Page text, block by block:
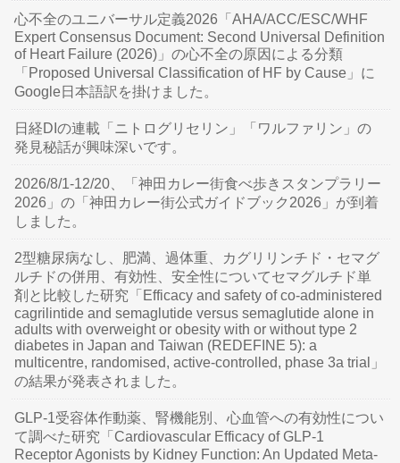
心不全のユニバーサル定義2026「AHA/ACC/ESC/WHF
Expert Consensus Document: Second Universal Definition
of Heart Failure (2026)」の心不全の原因による分類
「Proposed Universal Classification of HF by Cause」に
Google日本語訳を掛けました。
日経DIの連載「ニトログリセリン」「ワルファリン」の
発見秘話が興味深いです。
2026/8/1-12/20、「神田カレー街食べ歩きスタンプラリー
2026」の「神田カレー街公式ガイドブック2026」が到着
しました。
2型糖尿病なし、肥満、過体重、カグリリンチド・セマグ
ルチドの併用、有効性、安全性についてセマグルチド単
剤と比較した研究「Efficacy and safety of co-administered
cagrilintide and semaglutide versus semaglutide alone in
adults with overweight or obesity with or without type 2
diabetes in Japan and Taiwan (REDEFINE 5): a
multicentre, randomised, active-controlled, phase 3a trial」
の結果が発表されました。
GLP-1受容体作動薬、腎機能別、心血管への有効性につい
て調べた研究「Cardiovascular Efficacy of GLP-1
Receptor Agonists by Kidney Function: An Updated Meta-